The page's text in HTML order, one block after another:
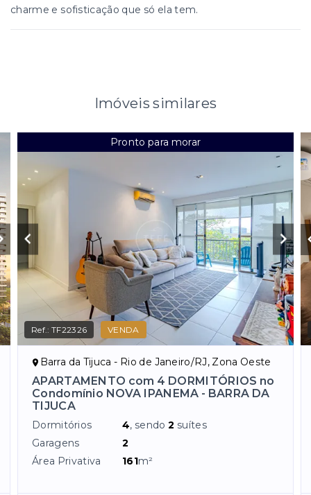
charme e sofisticação que só ela tem.
Imóveis similares
Pronto para morar
Ref.:TF22326 VENDA
Barra da Tijuca - Rio de Janeiro/RJ, Zona Oeste
APARTAMENTO com 4 DORMITÓRIOS no
Condomínio NOVA IPANEMA - BARRA DA
TIJUCA
Dormitórios 4, sendo2 suítes
Garagens
2
Área Privativa
161m²